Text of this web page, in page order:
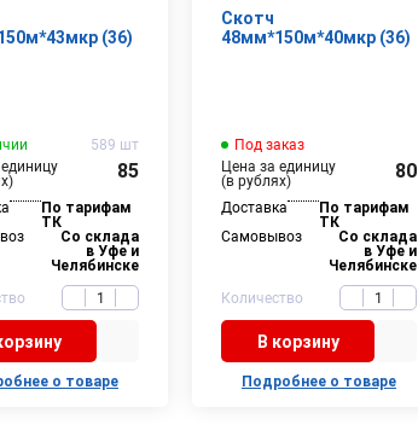
(36)
589 шт
85
По тарифам
ТК
Со склада
в Уфе и
Челябинске
о товаре
Скотч
48мм*150м*40мкр (36)
Под заказ
Цена за единицу
(в рублях)
80
Доставка
По тарифам
ТК
Самовывоз
Со склада
в Уфе и
Челябинске
Количество
В корзину
Подробнее о товаре